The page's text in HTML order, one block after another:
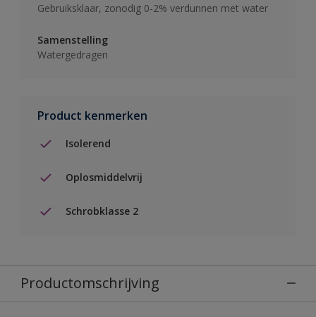
Gebruiksklaar, zonodig 0-2% verdunnen met water
Samenstelling
Watergedragen
Product kenmerken
Isolerend
Oplosmiddelvrij
Schrobklasse 2
Productomschrijving